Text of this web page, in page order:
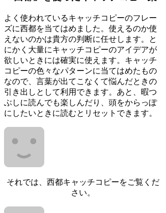
よく使われているキャッチコピーのフレー
ズに西都を当てはめました。使えるのか使
えないのかは貴方の判断に任せします。と
にかく大量にキャッチコピーのアイデアが
欲しいときには確実に使えます。キャッチ
コピーの色々なパターンに当てはめたもの
なので、言葉が出てこなくて悩んだときの
引き出しとして利用できます。あと、暇つ
ぶしに読んでも楽しんだり、頭をからっぽ
にしたいときに読むとリセットできます。
それでは、西都キャッチコピーをご覧くだ
さい。